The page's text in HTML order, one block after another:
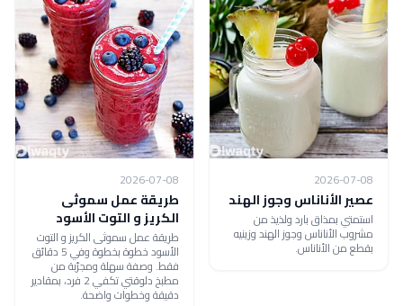
2026-07-08
عصير الأناناس وجوز الهند
استمتي بمذاق بارد ولذيذ من
مشروب الأناناس وجوز الهند وزينيه
بقطع من الأناناس.
2026-07-08
طريقة عمل سموثى
الكريز و التوت الأسود
طريقة عمل سموثى الكريز و التوت
الأسود خطوة بخطوة وفي 5 دقائق
فقط. وصفة سهلة ومجرّبة من
مطبخ دلوقتي تكفي 2 فرد، بمقادير
دقيقة وخطوات واضحة.